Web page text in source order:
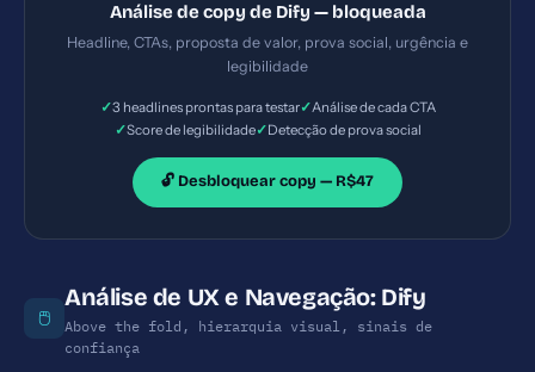
hero area com texto objetivo, porém é possível que
haja poucas variações de CTA além de 'Get started'
trial ou demo com destaque visual (cor
Análise de copy de Dify — bloqueada
Headline, CTAs, proposta de valor, prova social, urgência e
legibilidade
✓3 headlines prontas para testar✓Análise de cada CTA
✓Score de legibilidade✓Detecção de prova social
🔓 Desbloquear copy — R$47
🖱️
Análise de UX e Navegação: Dify
Above the fold, hierarquia visual, sinais de
confiança